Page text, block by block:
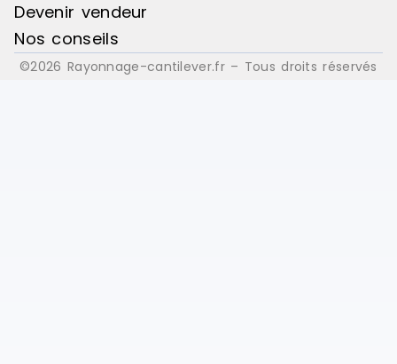
Devenir vendeur
Nos conseils
©2026 Rayonnage-cantilever.fr – Tous droits réservés